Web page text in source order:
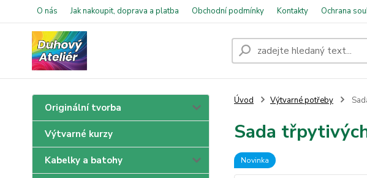
O nás Jak nakoupit, doprava a platba Obchodní podmínky Kontakty Ochrana
Originální tvorba
Výtvarné kurzy
Kabelky a batohy
Úvod Výtvarné potřeby
Sada
Novinka